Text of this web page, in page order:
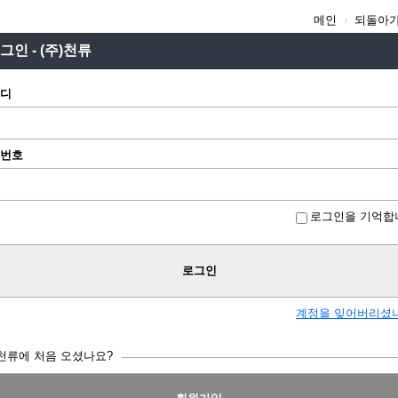
메인 되돌아
인 - (주)천류
호
로그인을 기억합
로그인
계정을 잊어버리셨
류에 처음 오셨나요?